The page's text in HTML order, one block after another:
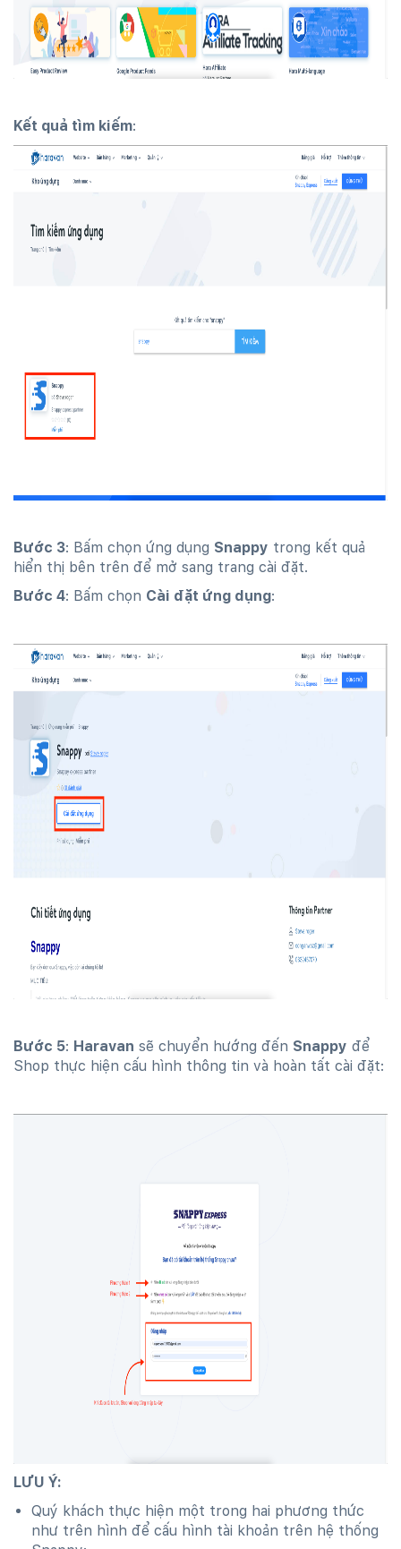
Kết quả tìm kiếm:
Bước 3: Bấm chọn ứng dụng Snappy trong kết quả
hiển thị bên trên để mở sang trang cài đặt.
Bước 4: Bấm chọn Cài đặt ứng dụng:
Bước 5: Haravan sẽ chuyển hướng đến Snappy để
Shop thực hiện cấu hình thông tin và hoàn tất cài đặt:
LƯU Ý:
Quý khách thực hiện một trong hai phương thức
như trên hình để cấu hình tài khoản trên hệ thống